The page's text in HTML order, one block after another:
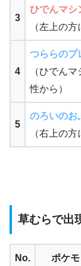
3
ひでんマシ
（左上の
4
つららのプ
（ひでん
性から）
5
のろいのお
（右上の
草むらで出
No. ポケ